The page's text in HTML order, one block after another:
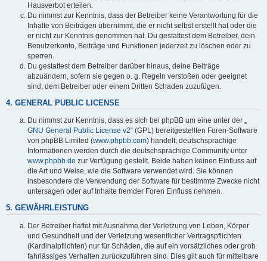
Hausverbot erteilen.
Du nimmst zur Kenntnis, dass der Betreiber keine Verantwortung für die
Inhalte von Beiträgen übernimmt, die er nicht selbst erstellt hat oder die
er nicht zur Kenntnis genommen hat. Du gestattest dem Betreiber, dein
Benutzerkonto, Beiträge und Funktionen jederzeit zu löschen oder zu
sperren.
Du gestattest dem Betreiber darüber hinaus, deine Beiträge
abzuändern, sofern sie gegen o. g. Regeln verstoßen oder geeignet
sind, dem Betreiber oder einem Dritten Schaden zuzufügen.
4. GENERAL PUBLIC LICENSE
Du nimmst zur Kenntnis, dass es sich bei phpBB um eine unter der „
GNU General Public License v2“ (GPL) bereitgestellten Foren-Software
von phpBB Limited (www.phpbb.com) handelt; deutschsprachige
Informationen werden durch die deutschsprachige Community unter
www.phpbb.de zur Verfügung gestellt. Beide haben keinen Einfluss auf
die Art und Weise, wie die Software verwendet wird. Sie können
insbesondere die Verwendung der Software für bestimmte Zwecke nicht
untersagen oder auf Inhalte fremder Foren Einfluss nehmen.
5. GEWÄHRLEISTUNG
Der Betreiber haftet mit Ausnahme der Verletzung von Leben, Körper
und Gesundheit und der Verletzung wesentlicher Vertragspflichten
(Kardinalpflichten) nur für Schäden, die auf ein vorsätzliches oder grob
fahrlässiges Verhalten zurückzuführen sind. Dies gilt auch für mittelbare